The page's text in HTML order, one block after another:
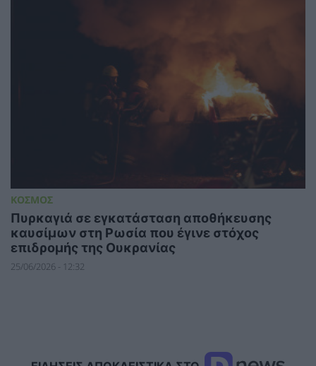
ΚΟΣΜΟΣ
Πυρκαγιά σε εγκατάσταση αποθήκευσης
καυσίμων στη Ρωσία που έγινε στόχος
επιδρομής της Ουκρανίας
25/06/2026 - 12:32